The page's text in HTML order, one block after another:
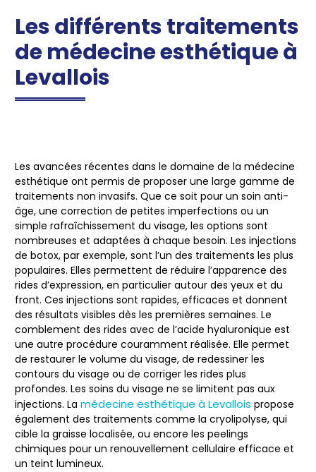
Les différents traitements
de médecine esthétique à
Levallois
Les avancées récentes dans le domaine de la médecine
esthétique ont permis de proposer une large gamme de
traitements non invasifs. Que ce soit pour un soin anti-
âge, une correction de petites imperfections ou un
simple rafraîchissement du visage, les options sont
nombreuses et adaptées à chaque besoin. Les injections
de botox, par exemple, sont l’un des traitements les plus
populaires. Elles permettent de réduire l’apparence des
rides d’expression, en particulier autour des yeux et du
front. Ces injections sont rapides, efficaces et donnent
des résultats visibles dès les premières semaines. Le
comblement des rides avec de l’acide hyaluronique est
une autre procédure couramment réalisée. Elle permet
de restaurer le volume du visage, de redessiner les
contours du visage ou de corriger les rides plus
profondes. Les soins du visage ne se limitent pas aux
injections. La médecine esthétique à Levallois propose
également des traitements comme la cryolipolyse, qui
cible la graisse localisée, ou encore les peelings
chimiques pour un renouvellement cellulaire efficace et
un teint lumineux.